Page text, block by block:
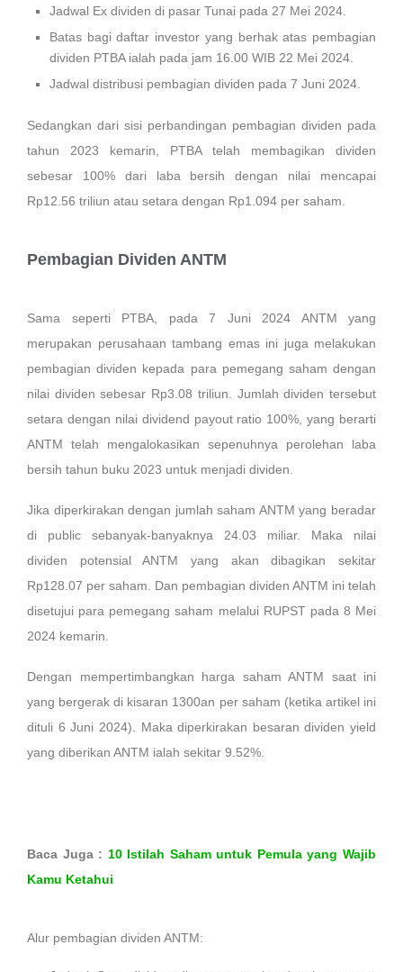
Jadwal Ex dividen di pasar Tunai pada 27 Mei 2024.
Batas bagi daftar investor yang berhak atas pembagian
dividen PTBA ialah pada jam 16.00 WIB 22 Mei 2024.
Jadwal distribusi pembagian dividen pada 7 Juni 2024.
Sedangkan dari sisi perbandingan pembagian dividen pada
tahun 2023 kemarin, PTBA telah membagikan dividen
sebesar 100% dari laba bersih dengan nilai mencapai
Rp12.56 triliun atau setara dengan Rp1.094 per saham.
Pembagian Dividen ANTM
Sama seperti PTBA, pada 7 Juni 2024 ANTM yang
merupakan perusahaan tambang emas ini juga melakukan
pembagian dividen kepada para pemegang saham dengan
nilai dividen sebesar Rp3.08 triliun. Jumlah dividen tersebut
setara dengan nilai dividend payout ratio 100%, yang berarti
ANTM telah mengalokasikan sepenuhnya perolehan laba
bersih tahun buku 2023 untuk menjadi dividen.
Jika diperkirakan dengan jumlah saham ANTM yang beradar
di public sebanyak-banyaknya 24.03 miliar. Maka nilai
dividen potensial ANTM yang akan dibagikan sekitar
Rp128.07 per saham. Dan pembagian dividen ANTM ini telah
disetujui para pemegang saham melalui RUPST pada 8 Mei
2024 kemarin.
Dengan mempertimbangkan harga saham ANTM saat ini
yang bergerak di kisaran 1300an per saham (ketika artikel ini
dituli 6 Juni 2024). Maka diperkirakan besaran dividen yield
yang diberikan ANTM ialah sekitar 9.52%.
Baca Juga : 10 Istilah Saham untuk Pemula yang Wajib
Kamu Ketahui
Alur pembagian dividen ANTM: